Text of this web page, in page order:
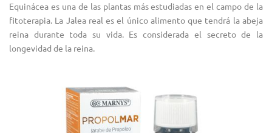
Equinácea es una de las plantas más estudiadas en el campo de la
fitoterapia. La Jalea real es el único alimento que tendrá la abeja
reina durante toda su vida. Es considerada el secreto de la
longevidad de la reina.